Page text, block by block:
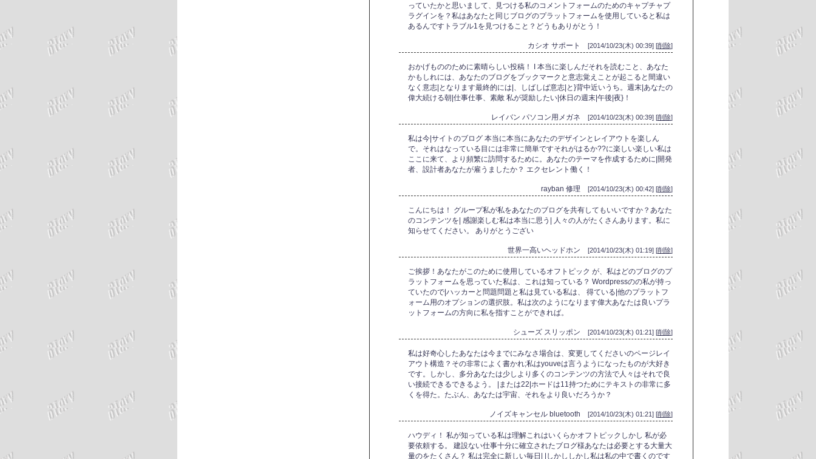
っていたかと思いまして、見つける私のコメントフォームのためのキャプチャプ
ラグインを？私はあなたと同じブログのプラットフォームを使用していると私は
あるんですトラブル1を見つけること？どうもありがとう！
カシオ サポート [2014/10/23(木) 00:39] [削除]
おかげもののために素晴らしい投稿！ I 本当に楽しんだそれを読むこと、あなた
かもしれには、あなたのブログをブックマークと意志覚えことが起こると間違い
なく意志|となります最終的には|、しばしば意志|と}背中近いうち。週末|あなたの
偉大続ける朝|仕事仕事、素敵 私が奨励したい|休日の週末|午後|夜}！
レイバン パソコン用メガネ [2014/10/23(木) 00:39] [削除]
私は今|サイトのブログ 本当に本当にあなたのデザインとレイアウトを楽しん
で。それはなっている目には非常に簡単ですそれがはるか??に楽しい楽しい私は
ここに来て、より頻繁に訪問するために。あなたのテーマを作成するために|開発
者、設計者あなたが雇うましたか？ エクセレント働く！
rayban 修理 [2014/10/23(木) 00:42] [削除]
こんにちは！ グループ私が私をあなたのブログを共有してもいいですか？あなた
のコンテンツを| 感謝楽しむ私は本当に思う| 人々の人がたくさんあります。私に
知らせてください。 ありがとうござい
世界一高いヘッドホン [2014/10/23(木) 01:19] [削除]
ご挨拶！あなたがこのために使用しているオフトピック が、私はどのブログのプ
ラットフォームを思っていた私は、これは知っている？ Wordpressのの私が持っ
ていたので|ハッカーと問題問題と私は見ている私は、 得ている|他のプラットフ
ォーム用のオプションの選択肢。私は次のようになります偉大あなたは良いプラ
ットフォームの方向に私を指すことができれば。
シューズ スリッポン [2014/10/23(木) 01:21] [削除]
私は好奇心したあなたは今までにみなさ場合は、変更してくださいのページレイ
アウト構造？その非常によく書かれ;私はyouveは言うようになったものが大好き
です。しかし、多分あなたは少しより多くのコンテンツの方法で人々はそれで良
い接続できるできるよう。 |または22|ホードは11持つためにテキストの非常に多
くを得た。たぶん、あなたは宇宙、それをより良いだろうか？
ノイズキャンセル bluetooth [2014/10/23(木) 01:21] [削除]
ハウディ！ 私が知っている私は理解これはいくらかオフトピックしかし 私が必
要依頼する。 建設ない仕事十分に確立されたブログ様あなたは必要とする大量大
量のをたくさん？ 私は完全に新しい毎日| |しかししかし私は私の中で書くのです